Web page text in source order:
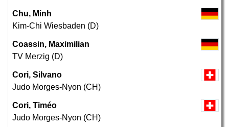
Chu, Minh
Kim-Chi Wiesbaden (D)
Coassin, Maximilian
TV Merzig (D)
Cori, Silvano
Judo Morges-Nyon (CH)
Cori, Timéo
Judo Morges-Nyon (CH)